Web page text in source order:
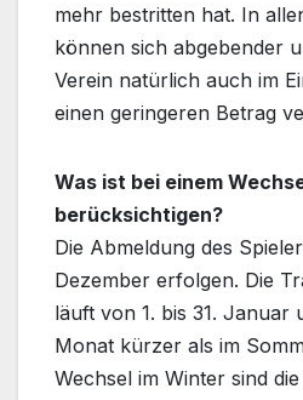
mehr bestritten hat. In
können sich abgebender
Verein natürlich auch im
einen geringeren Betrag
Was ist bei einem
berücksichtigen?
Die Abmeldung des
Dezember erfolgen. Die
läuft von 1. bis 31. Januar
Monat kürzer als im
Wechsel im Winter sind